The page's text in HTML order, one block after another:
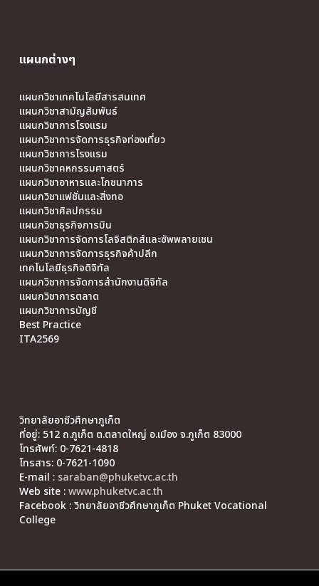
แผนกต่างๆ
แผนกวิชาเทคโนโลยีสารสนเทศ
แผนกวิชาสามัญสัมพันธ์
แผนกวิชาการโรงแรม
แผนกวิชาการจัดการธุรกิจท่องเที่ยว
แผนกวิชาการโรงแรม
แผนกวิชาคหกรรมศาสตร์
แผนกวิชาอาหารและโภชนาการ
แผนกวิชาแฟชั่นและสิ่งทอ
แผนกวิชาศิลปกรรม
แผนกวิชาธุรกิจการบิน
แผนกวิชาการจัดการโลจิสติกส์และซัพพลายเชน
แผนกวิชาการจัดการธุรกิจค้าปลีก
เทคโนโลยีธุรกิจดิจิทัล
แผนกวิชาการจัดการสำนักงานดิจิทัล
แผนกวิชาการตลาด
แผนกวิชาการบัญชี
Best Practice
ITA2569
วิทยาลัยอาชีวศึกษาภูเก็ต
ที่อยู่: 512 ถ.ภูเก็ต ต.ตลาดใหญ่ อ.เมือง จ.ภูเก็ต 83000
โทรศัพท์: 0-7621-4818
โทรสาร: 0-7621-1090
E-mail : saraban@phuketvc.ac.th
Web site :www.phuketvc.ac.th
Facebook : วิทยาลัยอาชีวศึกษาภูเก็ต Phuket Vocational
College